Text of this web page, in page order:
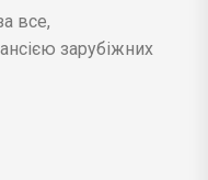
все,
зарубіжних